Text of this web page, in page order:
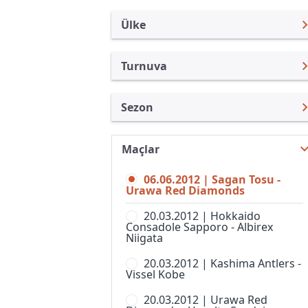
Ülke
Japonya
Türkiye
Uluslararası
Uluslararası Kulüpler
Turkiye
İngiltere
İspanya
Almanya Amatör
Turnuva
Emperor Kupası
J.Lig 2
J.Ligi
Japonya Futbol Ligi
J-Ligi Yeni Yıl Kupası
Nadeshiko Ligi, 1. Lig, Kadınlar
Süper Kupa
Sezon
J. Lig Kupası 2026
J. Lig Kupası 2025
J. Lig Kupası 2024
J. Lig Kupası 2023
J. Lig Kupası 2022
J. Lig Kupası 2021
Maçlar
06.06.2012 | Sagan Tosu -
Urawa Red Diamonds
20.03.2012 | Hokkaido
Consadole Sapporo - Albirex
Niigata
20.03.2012 | Kashima Antlers -
Vissel Kobe
20.03.2012 | Urawa Red